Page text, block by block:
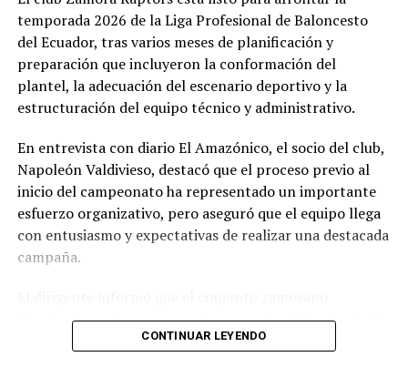
temporada 2026 de la Liga Profesional de Baloncesto
del Ecuador, tras varios meses de planificación y
preparación que incluyeron la conformación del
plantel, la adecuación del escenario deportivo y la
estructuración del equipo técnico y administrativo.
En entrevista con diario El Amazónico, el socio del club,
Napoleón Valdivieso, destacó que el proceso previo al
inicio del campeonato ha representado un importante
esfuerzo organizativo, pero aseguró que el equipo llega
con entusiasmo y expectativas de realizar una destacada
campaña.
disputará su primer encuentro como local frente al club
Piratas de Los Lagos, de la ciudad de Ibarra, provincia de
CONTINUAR LEYENDO